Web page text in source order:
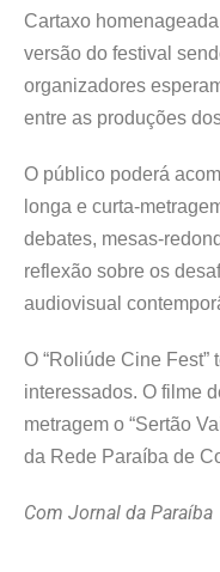
Cartaxo
versão do festival
organizadores
entre as produções
O público poderá
longa e curta-
debates, mesas-
reflexão sobre os
audiovisual
O “Roliúde Cine Fest”
interessados. O filme
metragem o “Sertão
da Rede Paraíba de
Com Jornal da Paraíba